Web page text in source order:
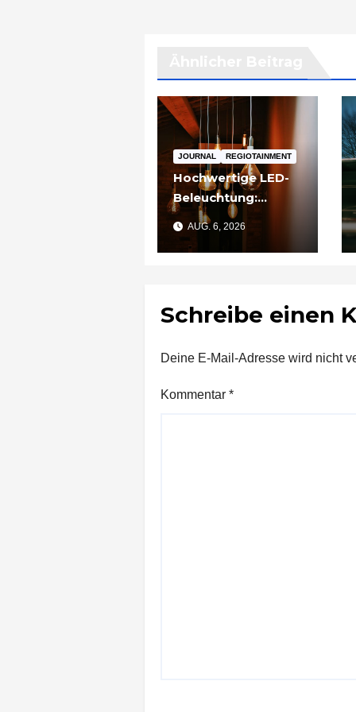
JOURNAL REGIOTAINMENT
Hochwertige LED-
Beleuchtung:
Warum sich
Qualität nach zwei
Jahren rechnet
AUG. 6, 2026
Schreibe einen
Deine E-Mail-Adresse wird nicht
Kommentar *